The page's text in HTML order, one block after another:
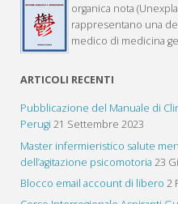
organica nota
rappresentano una
medico di medicina
ARTICOLI RECENTI
Pubblicazione del Manuale di
Perugi 21 Settembre 2023
Master infermieristico salute
dell’agitazione psicomotoria 23
Blocco email account di libero 2